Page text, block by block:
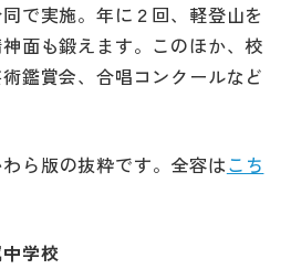
で実施。年に２回、軽登山を
面も鍛えます。このほか、校
鑑賞会、合唱コンクールなど
ら版の抜粋です。全容はこち
学校